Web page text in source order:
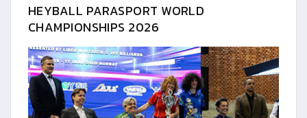
HEYBALL PARASPORT WORLD
CHAMPIONSHIPS 2026